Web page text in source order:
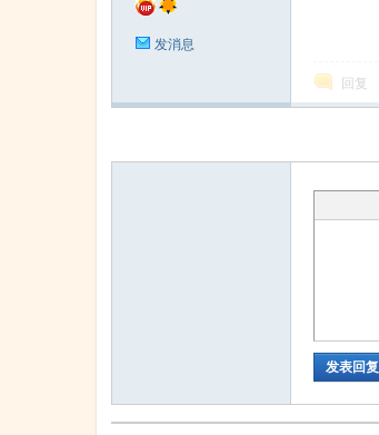
发消息
回复
发表回复